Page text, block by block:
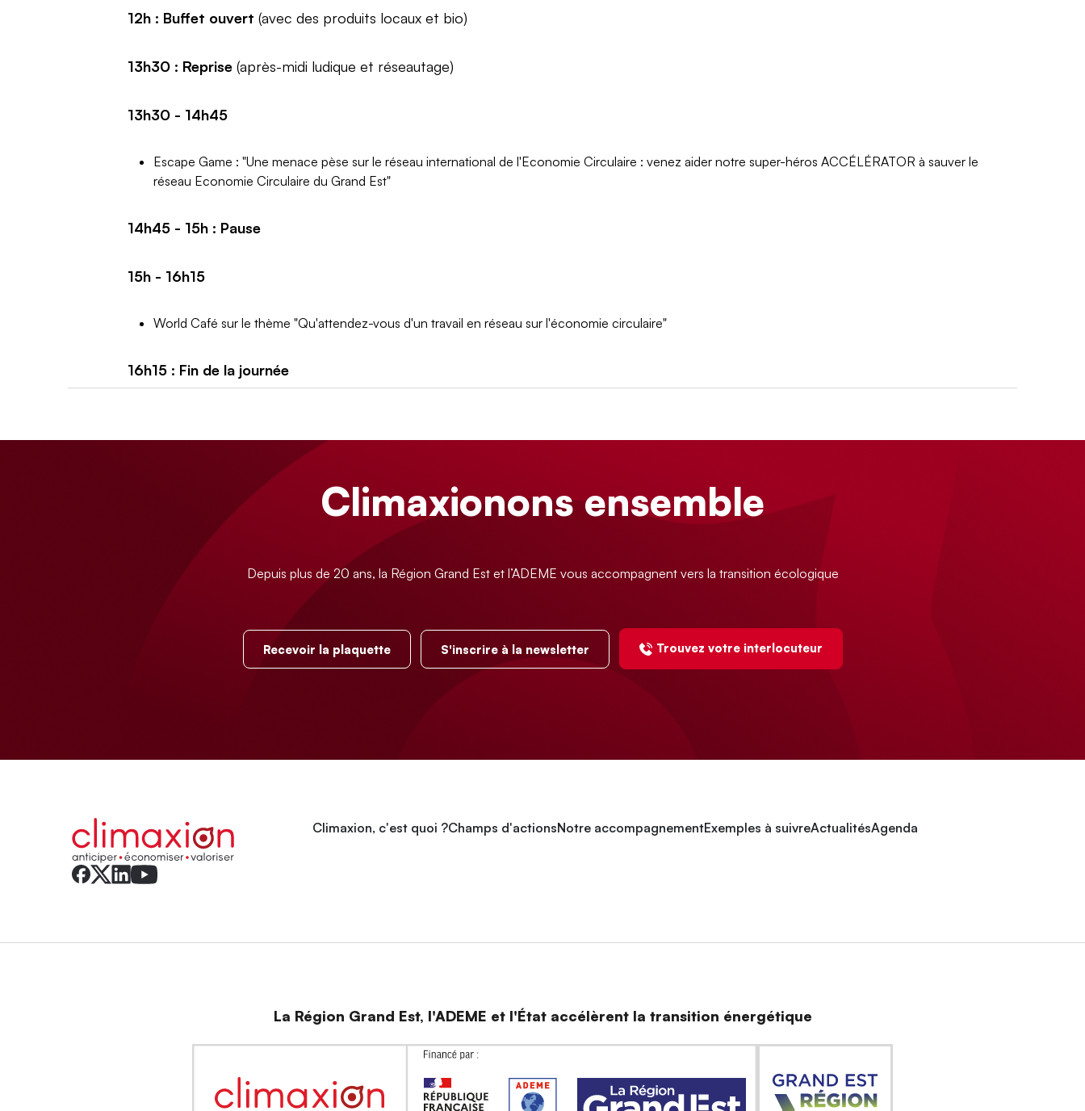
12h : Buffet ouvert (avec des produits locaux et bio)
13h30 : Reprise (après-midi ludique et réseautage)
13h30 - 14h45
Escape Game : "Une menace pèse sur le réseau international de l'Economie Circulaire : venez aider notre super-héros ACCÉLÉRATOR à sauver le
réseau Economie Circulaire du Grand Est"
14h45 - 15h : Pause
15h - 16h15
World Café sur le thème "Qu'attendez-vous d'un travail en réseau sur l'économie circulaire"
16h15 : Fin de la journée
Climaxionons ensemble
Depuis plus de 20 ans, la Région Grand Est et l’ADEME vous accompagnent vers la transition écologique
Recevoir la plaquette S'inscrire à la newsletter Trouvez votre interlocuteur
Climaxion, c'est quoi ?Champs d'actionsNotre accompagnementExemples à suivreActualitésAgenda
La Région Grand Est, l'ADEME et l'État accélèrent la transition énergétique